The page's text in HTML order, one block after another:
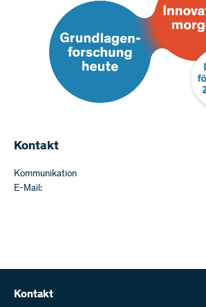
Kontakt
Kommunikation
E-Mail:
Kontakt